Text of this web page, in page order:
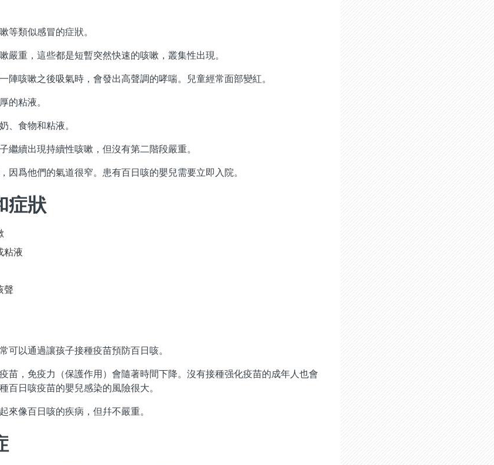
等類似感冒的症狀。
嚴重，這些都是短暫突然快速的咳嗽，叢集性出現。
陣咳嗽之後吸氣時，會發出高聲調的哮喘。兒童經常面部變紅。
的粘液。
、食物和粘液。
繼續出現持續性咳嗽，但沒有第二階段嚴重。
因爲他們的氣道很窄。患有百日咳的嬰兒需要立即入院。
症狀
粘液
聲
可以通過讓孩子接種疫苗預防百日咳。
苗，免疫力（保護作用）會隨著時間下降。沒有接種强化疫苗的成年人也會
百日咳疫苗的嬰兒感染的風險很大。
來像百日咳的疾病，但幷不嚴重。